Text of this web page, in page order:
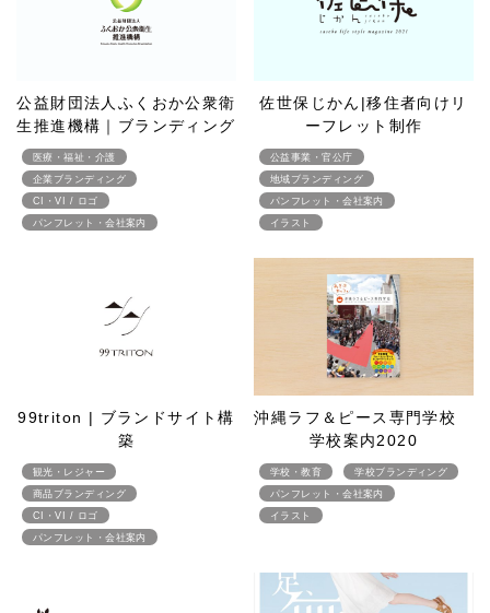
公益財団法人ふくおか公衆衛
生推進機構｜ブランディング
医療・福祉・介護
企業ブランディング
CI・VI / ロゴ
パンフレット・会社案内
佐世保じかん|移住者向けリ
ーフレット制作
公益事業・官公庁
地域ブランディング
パンフレット・会社案内
イラスト
99triton | ブランドサイト構
築
観光・レジャー
商品ブランディング
CI・VI / ロゴ
パンフレット・会社案内
沖縄ラフ＆ピース専門学校
学校案内2020
学校・教育
学校ブランディング
パンフレット・会社案内
イラスト